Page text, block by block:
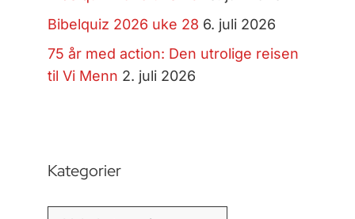
Bibelquiz 2026 uke 28 6. juli 2026
75 år med action: Den utrolige reisen
til Vi Menn 2. juli 2026
Kategorier